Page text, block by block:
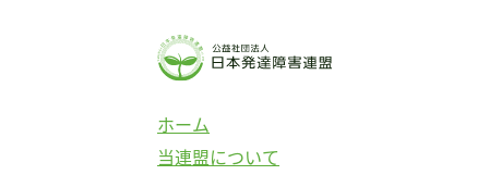
ホーム
当連盟について